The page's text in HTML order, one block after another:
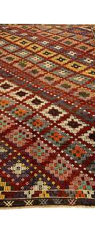
Acuerdo RGPD*
Doy mi
que envío para
Recibir mi